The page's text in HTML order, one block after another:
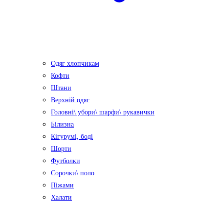
Одяг хлопчикам
Кофти
Штани
Верхній одяг
Головні\ убори\ шарфи\ рукавички
Білизна
Кігурумі, боді
Шорти
Футболки
Сорочки\ поло
Піжами
Халати